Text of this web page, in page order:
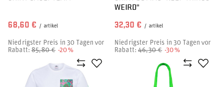
68,60 € / artikel
Niedrigster Preis in 30 Tagen vor
Rabatt:85,80 € -20%
WEIRD"
32,30 € / artikel
Niedrigster Preis in 30 Tagen vor
Rabatt:46,30 € -30%